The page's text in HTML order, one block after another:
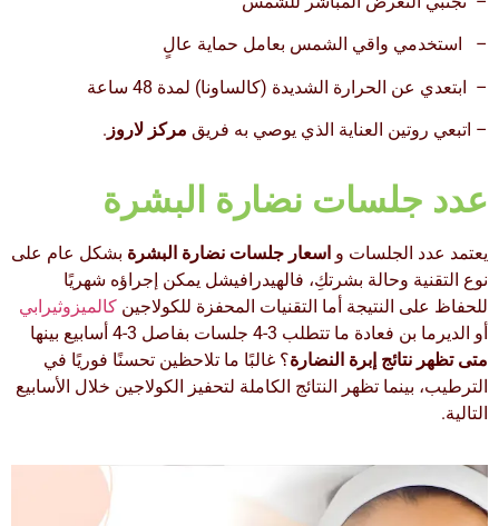
– استخدمي واقي الشمس بعامل حماية عالٍ
– ابتعدي عن الحرارة الشديدة (كالساونا) لمدة 48 ساعة
– اتبعي روتين العناية الذي يوصي به فريق مركز لاروز .
عدد جلسات نضارة البشرة
يعتمد عدد الجلسات و اسعار جلسات نضارة البشرة بشكل عام على
نوع التقنية وحالة بشرتكِ، فالهيدرافيشل يمكن إجراؤه شهريًا
للحفاظ على النتيجة أما التقنيات المحفزة للكولاجين كالميزوثيرابي
أو الديرما بن فعادة ما تتطلب 3-4 جلسات بفاصل 3-4 أسابيع بينها
متى تظهر نتائج إبرة النضارة؟ غالبًا ما تلاحظين تحسنًا فوريًا في
الترطيب، بينما تظهر النتائج الكاملة لتحفيز الكولاجين خلال الأسابيع
التالية.